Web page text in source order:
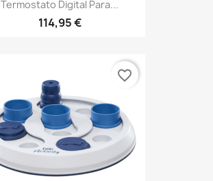
Termostato Digital Para...
114,95 €
favorite_border